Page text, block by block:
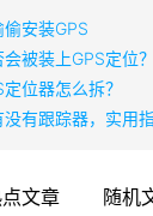
安装GPS
被装上GPS定位
位器怎么拆？
有跟踪器，实用
文章 随机